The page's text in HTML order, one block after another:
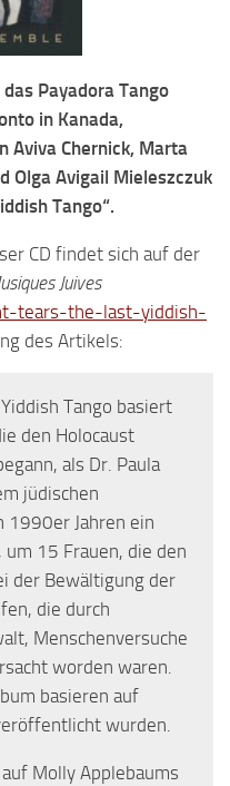
Payadora Tango
in Kanada,
Aviva Chernick, Marta
Olga Avigail Mieleszczuk
Tango“.
CD findet sich auf der
Juives
tears-the-last-yiddish-
des Artikels:
Tango basiert
den Holocaust
als Dr. Paula
jüdischen
1990er Jahren ein
15 Frauen, die den
der Bewältigung der
die durch
Menschenversuche
worden waren.
basieren auf
wurden.
Molly Applebaums